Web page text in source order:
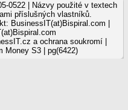
0522 | Názvy použité v textech
příslušných vlastníků.
BusinessIT(at)Bispiral.com |
a ochrana soukromí
Money S3| pg(6422)